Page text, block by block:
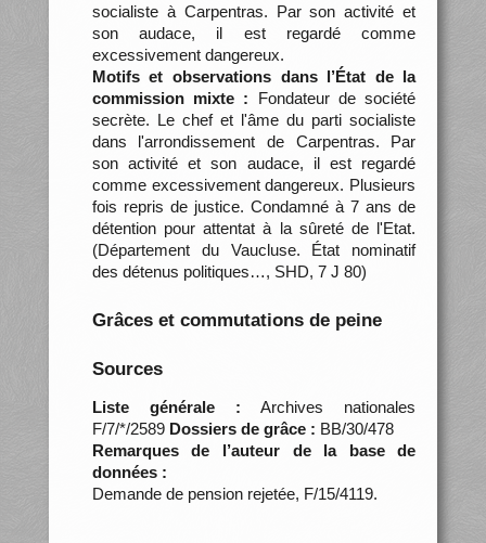
socialiste à Carpentras. Par son activité et
son audace, il est regardé comme
excessivement dangereux.
Motifs et observations dans l’État de la
commission mixte : Fondateur de société
secrète. Le chef et l'âme du parti socialiste
dans l'arrondissement de Carpentras. Par
son activité et son audace, il est regardé
comme excessivement dangereux. Plusieurs
fois repris de justice. Condamné à 7 ans de
détention pour attentat à la sûreté de l'Etat.
(Département du Vaucluse. État nominatif
des détenus politiques…, SHD, 7 J 80)
Grâces et commutations de peine
Sources
Liste générale : Archives nationales
F/7/*/2589 Dossiers de grâce : BB/30/478
Remarques de l’auteur de la base de
données :
Demande de pension rejetée, F/15/4119.